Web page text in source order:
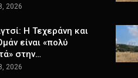
2026
Η Τεχεράνη και
είναι «πολύ
στην…
2026